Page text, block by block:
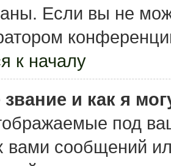
Если вы не
к началу
звание и как я
под
вами сообщений